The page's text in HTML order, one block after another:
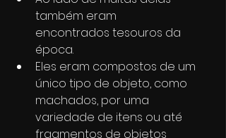
também eram
encontrados tesouros da
época.
Eles eram compostos de um
único tipo de objeto, como
machados, por uma
variedade de itens ou até
fragmentos de objetos